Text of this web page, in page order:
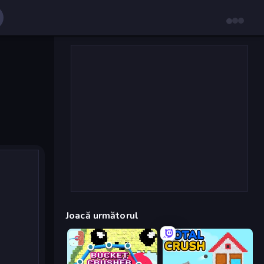
Joacă următorul